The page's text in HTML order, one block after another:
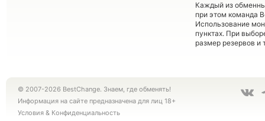
Каждый из
при этом команда
Использование
пунктах. При
размер резервов и
© 2007-2026 BestChange. Знаем, где обменять!
Информация на сайте предназначена для лиц 18+
Условия & Конфиденциальность